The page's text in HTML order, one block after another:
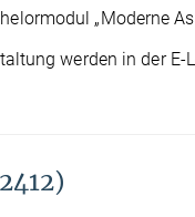
„Moderne
werden in der